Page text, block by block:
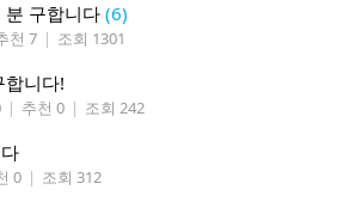
분 구합니다 (6)
천 7 | 조회 1301
합니다!
| 추천 0 | 조회 242
0 | 조회 312